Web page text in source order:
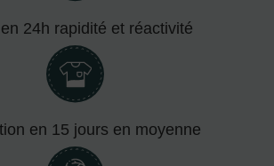
24h rapidité et réactivité
en 15 jours en moyenne